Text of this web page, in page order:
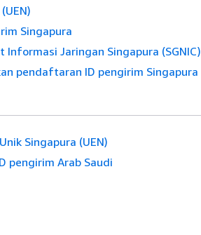
Singapura
Jaringan Singapura (SGNIC)
pendaftaran ID pengirim Singapura
Singapura (UEN)
pengirim Arab Saudi